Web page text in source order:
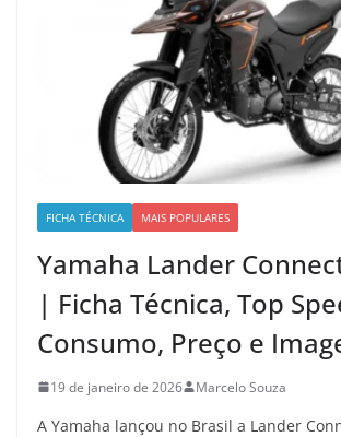
FICHA TÉCNICA MAIS POPULARES
Yamaha Lander
| Ficha Técnica, Top
Consumo, Preço e
19 de janeiro de 2026 Marcelo Souza
A Yamaha lançou no Brasil a Lander